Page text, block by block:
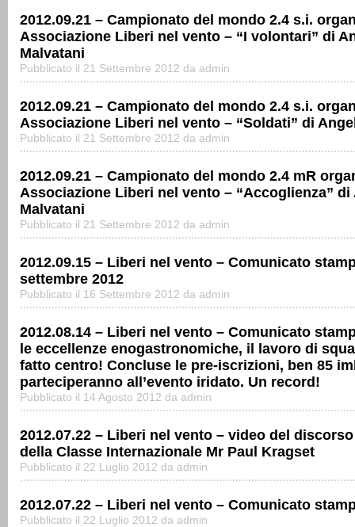
2012.09.21 – Campionato del mondo 2.4 s.i.
Associazione Liberi nel vento – “I volontari” di
Malvatani
Pubblicato il 21 Settembre 2012 da admin
2012.09.21 – Campionato del mondo 2.4 s.i.
Associazione Liberi nel vento – “Soldati” di
Pubblicato il 21 Settembre 2012 da admin
2012.09.21 – Campionato del mondo 2.4 mR
Associazione Liberi nel vento – “Accoglienza” di
Malvatani
Pubblicato il 21 Settembre 2012 da admin
2012.09.15 – Liberi nel vento – Comunicato
settembre 2012
Pubblicato il 16 Settembre 2012 da admin
2012.08.14 – Liberi nel vento – Comunicato
le eccellenze enogastronomiche, il lavoro di
fatto centro! Concluse le pre-iscrizioni, ben 85
parteciperanno all’evento iridato. Un record!
Pubblicato il 14 Agosto 2012 da admin
2012.07.22 – Liberi nel vento – video del
della Classe Internazionale Mr Paul Kragset
Pubblicato il 22 Luglio 2012 da admin
2012.07.22 – Liberi nel vento – Comunicato
Pubblicato il 22 Luglio 2012 da admin